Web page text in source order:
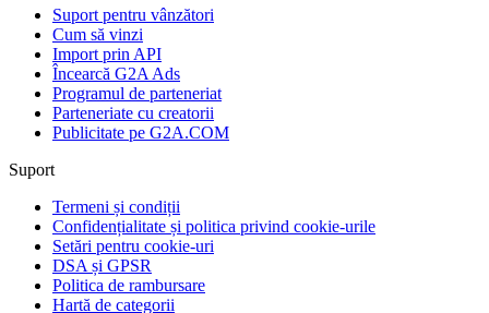
Suport pentru vânzători
Cum să vinzi
Import prin API
Încearcă G2A Ads
Programul de parteneriat
Parteneriate cu creatorii
Publicitate pe G2A.COM
Suport
Termeni și condiții
Confidențialitate și politica privind cookie-urile
Setări pentru cookie-uri
DSA și GPSR
Politica de rambursare
Hartă de categorii